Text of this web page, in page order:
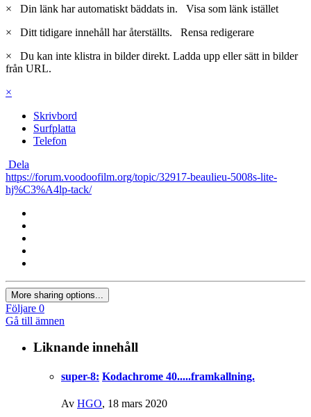
× Din länk har automatiskt bäddats in. Visa som länk istället
×
Ditt tidigare innehåll har återställts. Rensa redigerare
×
Du kan inte klistra in bilder direkt. Ladda upp eller sätt in bilder
från URL.
×
Skrivbord
Surfplatta
Telefon
Dela
https://forum.voodoofilm.org/topic/32917-beaulieu-5008s-lite-
hj%C3%A4lp-tack/
More sharing options...
Följare 0
Gå till ämnen
Liknande innehåll
super-8: Kodachrome 40.....framkallning.
Av HGO, 18 mars 2020